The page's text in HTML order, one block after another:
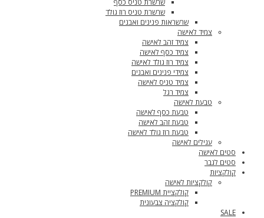
שרשרת טניס כסף
שרשרת טניס רוז גולד
שרשראות פנינים ואבנים
צמיד לאישה
צמיד זהב לאישה
צמיד כסף לאישה
צמיד רוז גולד לאישה
צמידי פנינים ואבנים
צמיד טניס לאישה
צמיד רגל
טבעת לאישה
טבעת כסף לאישה
טבעת זהב לאישה
טבעת רוז גולד לאישה
עגילים לאישה
סטים לאישה
סטים לגבר
קולקציות
קולקציות לאישה
קולקציית PREMIUM
קולקציה צבעונית
SALE